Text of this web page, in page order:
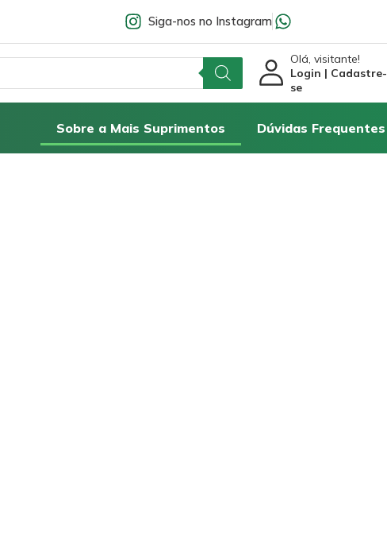
Siga-nos no Instagram
Olá, visitante!
Login | Cadastre-
se
Sobre a Mais Suprimentos Dúvidas Frequentes